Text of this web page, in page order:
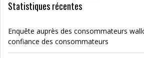
Statistiques récentes
Enquête auprès des consommateurs
confiance des consommateurs